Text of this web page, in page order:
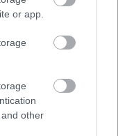
or app.
other